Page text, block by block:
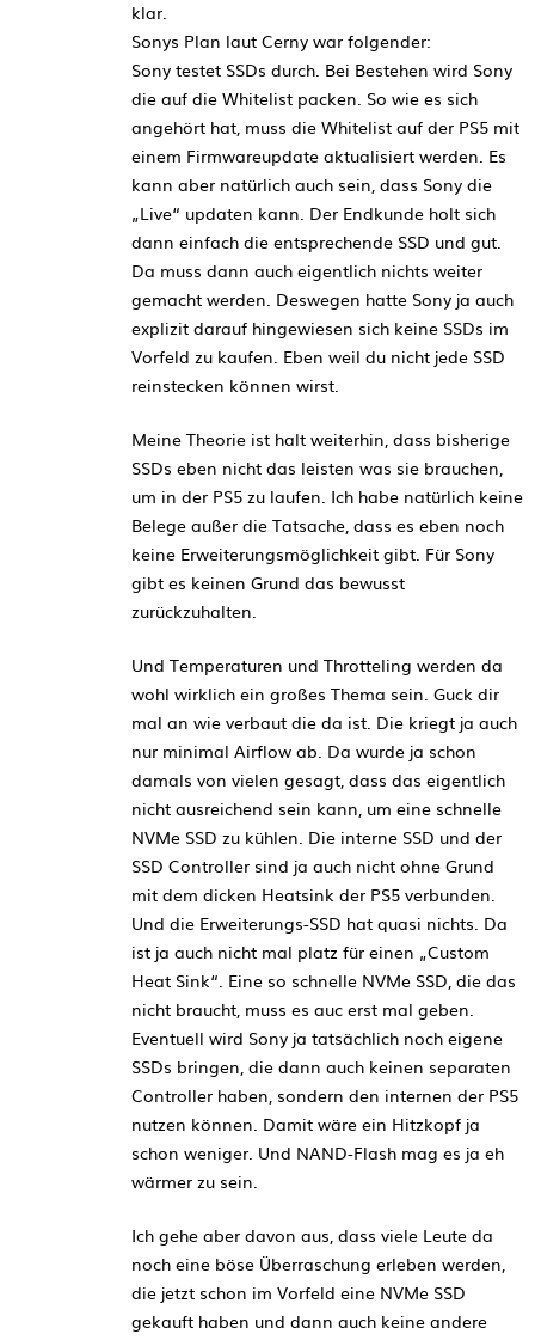
klar.
Sonys Plan laut Cerny war folgender:
Sony testet SSDs durch. Bei Bestehen wird Sony
die auf die Whitelist packen. So wie es sich
angehört hat, muss die Whitelist auf der PS5 mit
einem Firmwareupdate aktualisiert werden. Es
kann aber natürlich auch sein, dass Sony die
„Live“ updaten kann. Der Endkunde holt sich
dann einfach die entsprechende SSD und gut.
Da muss dann auch eigentlich nichts weiter
gemacht werden. Deswegen hatte Sony ja auch
explizit darauf hingewiesen sich keine SSDs im
Vorfeld zu kaufen. Eben weil du nicht jede SSD
reinstecken können wirst.
Meine Theorie ist halt weiterhin, dass bisherige
SSDs eben nicht das leisten was sie brauchen,
um in der PS5 zu laufen. Ich habe natürlich keine
Belege außer die Tatsache, dass es eben noch
keine Erweiterungsmöglichkeit gibt. Für Sony
gibt es keinen Grund das bewusst
zurückzuhalten.
Und Temperaturen und Throtteling werden da
wohl wirklich ein großes Thema sein. Guck dir
mal an wie verbaut die da ist. Die kriegt ja auch
nur minimal Airflow ab. Da wurde ja schon
damals von vielen gesagt, dass das eigentlich
nicht ausreichend sein kann, um eine schnelle
NVMe SSD zu kühlen. Die interne SSD und der
SSD Controller sind ja auch nicht ohne Grund
mit dem dicken Heatsink der PS5 verbunden.
Und die Erweiterungs-SSD hat quasi nichts. Da
ist ja auch nicht mal platz für einen „Custom
Heat Sink“. Eine so schnelle NVMe SSD, die das
nicht braucht, muss es auc erst mal geben.
Eventuell wird Sony ja tatsächlich noch eigene
SSDs bringen, die dann auch keinen separaten
Controller haben, sondern den internen der PS5
nutzen können. Damit wäre ein Hitzkopf ja
schon weniger. Und NAND-Flash mag es ja eh
wärmer zu sein.
Ich gehe aber davon aus, dass viele Leute da
noch eine böse Überraschung erleben werden,
die jetzt schon im Vorfeld eine NVMe SSD
gekauft haben und dann auch keine andere